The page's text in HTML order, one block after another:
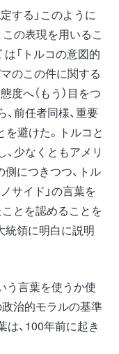
する」このように
の表現を用いるこ
「トルコの意図的
のこの件に関する
度へ（もう）目をつ
前任者同様、重要
避けた。トルコと
少なくともアメリ
につきつつ、トル
サイド」の言葉を
とを認めることを
統領に明白に説明
う言葉を使うか使
治的モラルの基準
、100年前に起き